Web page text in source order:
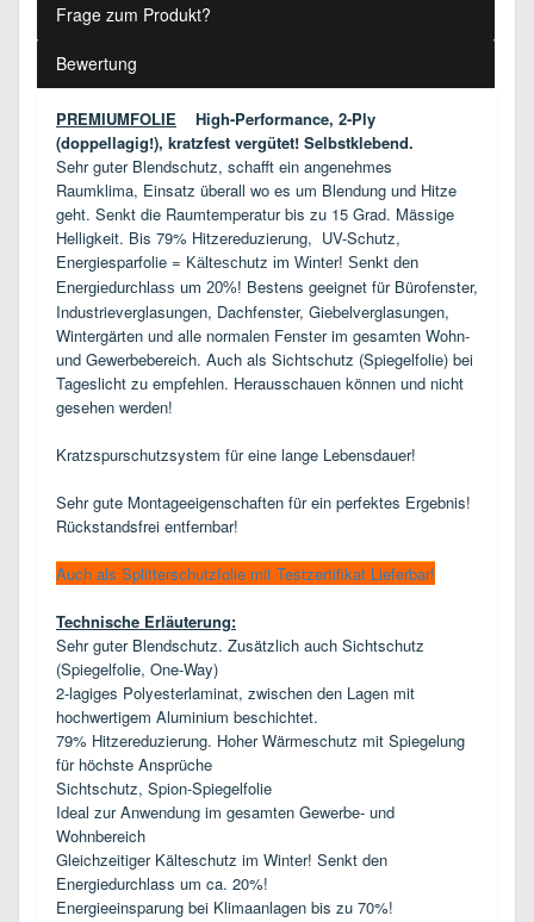
Frage zum Produkt?
Bewertung
PREMIUMFOLIE High-Performance, 2-Ply
(doppellagig!), kratzfest vergütet! Selbstklebend.
Sehr guter Blendschutz, schafft ein angenehmes
Raumklima, Einsatz überall wo es um Blendung und Hitze
geht. Senkt die Raumtemperatur bis zu 15 Grad. Mässige
Helligkeit. Bis 79% Hitzereduzierung, UV-Schutz,
Energiesparfolie = Kälteschutz im Winter! Senkt den
Energiedurchlass um 20%! Bestens geeignet für Bürofenster,
Industrieverglasungen, Dachfenster, Giebelverglasungen,
Wintergärten und alle normalen Fenster im gesamten Wohn-
und Gewerbebereich. Auch als Sichtschutz (Spiegelfolie) bei
Tageslicht zu empfehlen. Herausschauen können und nicht
gesehen werden!
Kratzspurschutzsystem für eine lange Lebensdauer!
Sehr gute Montageeigenschaften für ein perfektes Ergebnis!
Rückstandsfrei entfernbar!
Auch als Splitterschutzfolie mit Testzertifikat Lieferbar!
Technische Erläuterung:
Sehr guter Blendschutz. Zusätzlich auch Sichtschutz
(Spiegelfolie, One-Way)
2-lagiges Polyesterlaminat, zwischen den Lagen mit
hochwertigem Aluminium beschichtet.
79% Hitzereduzierung. Hoher Wärmeschutz mit Spiegelung
für höchste Ansprüche
Sichtschutz, Spion-Spiegelfolie
Ideal zur Anwendung im gesamten Gewerbe- und
Wohnbereich
Gleichzeitiger Kälteschutz im Winter! Senkt den
Energiedurchlass um ca. 20%!
Energieeinsparung bei Klimaanlagen bis zu 70%!